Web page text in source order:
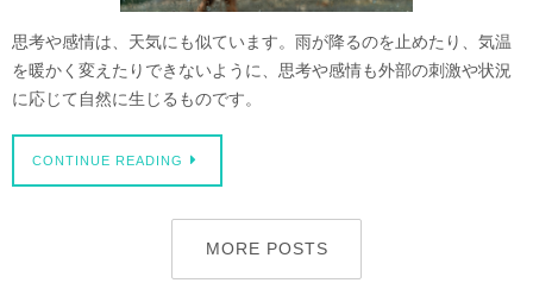
思考や感情は、天気にも似ています。雨が降るのを止めたり、気温
を暖かく変えたりできないように、思考や感情も外部の刺激や状況
に応じて自然に生じるものです。
CONTINUE READING
MORE POSTS